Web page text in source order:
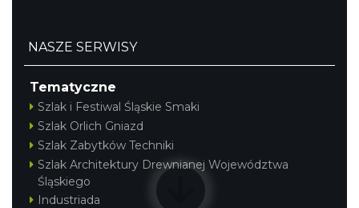
NASZE SERWISY
Tematyczne
Szlak i Festiwal Śląskie Smaki
Szlak Orlich Gniazd
Szlak Zabytków Techniki
Szlak Architektury Drewnianej Województwa
Śląskiego
Industriada